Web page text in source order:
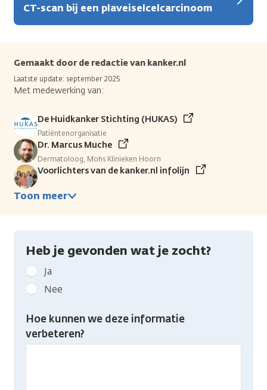
CT-scan bij een plaveiselcelcarcinoom
Gemaakt door de redactie van kanker.nl
Laatste update: september 2025
Met medewerking van:
De Huidkanker Stichting (HUKAS)
Patiëntenorganisatie
Dr. Marcus Muche
Dermatoloog, Mohs Klinieken Hoorn
Voorlichters van de kanker.nl infolijn
Toon meer
Heb je gevonden wat je zocht?
Geef
kanker.nl
feedback:
Heb
gevonden
Ja
Nee
Hoe kunnen we deze informatie
verbeteren?